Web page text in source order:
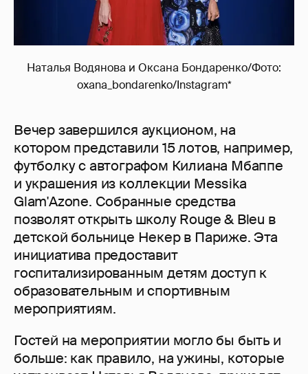
Наталья Водянова и Оксана Бондаренко/Фото:
oxana_bondarenko/Instagram*
Вечер завершился аукционом, на
котором представили 15 лотов, например,
футболку с автографом Килиана Мбаппе
и украшения из коллекции Messika
Glam'Azone. Собранные средства
позволят открыть школу Rouge & Bleu в
детской больнице Некер в Париже. Эта
инициатива предоставит
госпитализированным детям доступ к
образовательным и спортивным
мероприятиям.
Гостей на мероприятии могло бы быть и
больше: как правило, на ужины, которые